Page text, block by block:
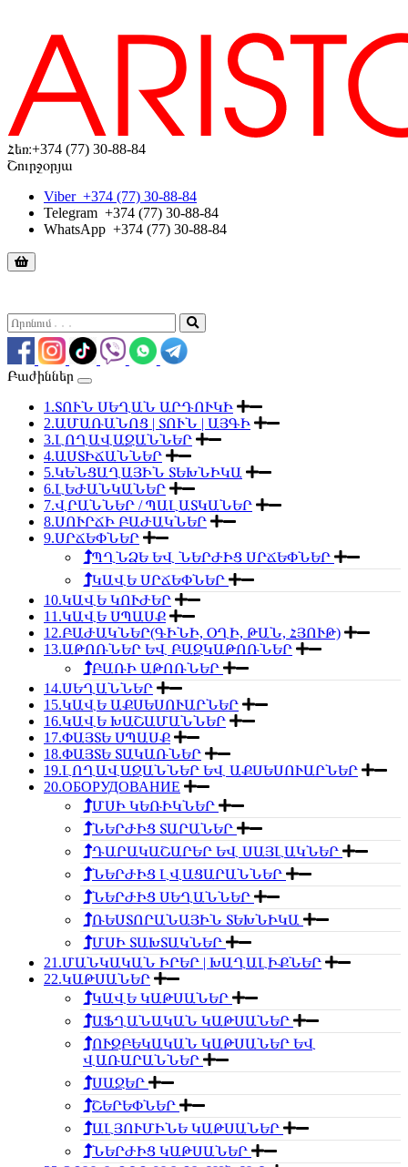
Հեռ։+374 (77) 30-88-84
Շուրջօրյա
Viber +374 (77) 30-88-84
Telegram +374 (77) 30-88-84
WhatsApp +374 (77) 30-88-84
Բաժիններ
1.ՏՈՒՆ ՍԵՂԱՆ ԱՐԴՈՒԿԻ
2.ԱՄԱՌԱՆՈՑ | ՏՈՒՆ | ԱՅԳԻ
3.ԼՈՂԱՎԱԶԱՆՆԵՐ
4.ԱՍՏԻՃԱՆՆԵՐ
5.ԿԵՆՑԱՂԱՅԻՆ ՏԵԽՆԻԿԱ
6.ԼԵԺԱՆԿԱՆԵՐ
7.ՎՐԱՆՆԵՐ / ՊԱԼԱՏԿԱՆԵՐ
8.ՍՈՒՐՃԻ ԲԱԺԱԿՆԵՐ
9.ՍՐՃԵՓՆԵՐ
ՊՂՆՁԵ ԵՎ ՆԵՐԺԻՑ ՍՐՃԵՓՆԵՐ
ԿԱՎԵ ՍՐՃԵՓՆԵՐ
10.ԿԱՎԵ ԿՈՒԺԵՐ
11.ԿԱՎԵ ՍՊԱՍՔ
12.ԲԱԺԱԿՆԵՐ(ԳԻՆԻ, ՕՂԻ, ԹԱՆ, ՀՅՈՒԹ)
13.ԱԹՈՌՆԵՐ ԵՎ ԲԱԶԿԱԹՈՌՆԵՐ
ԲԱՌԻ ԱԹՈՌՆԵՐ
14.ՍԵՂԱՆՆԵՐ
15.ԿԱՎԵ ԱՔՍԵՍՈՒԱՐՆԵՐ
16.ԿԱՎԵ ԽԱՇԱՄԱՆՆԵՐ
17.ՓԱՅՏԵ ՍՊԱՍՔ
18.ՓԱՅՏԵ ՏԱԿԱՌՆԵՐ
19.ԼՈՂԱՎԱԶԱՆՆԵՐ ԵՎ ԱՔՍԵՍՈՒԱՐՆԵՐ
20.ОБОРУДОВАНИЕ
ՄՍԻ ԿԵՌԻԿՆԵՐ
ՆԵՐԺԻՑ ՏԱՐԱՆԵՐ
ԴԱՐԱԿԱՇԱՐԵՐ ԵՎ ՍԱՅԼԱԿՆԵՐ
ՆԵՐԺԻՑ ԼՎԱՑԱՐԱՆՆԵՐ
ՆԵՐԺԻՑ ՍԵՂԱՆՆԵՐ
ՌԵՍՏՈՐԱՆԱՅԻՆ ՏԵԽՆԻԿԱ
ՄՍԻ ՏԱԽՏԱԿՆԵՐ
21.ՄԱՆԿԱԿԱՆ ԻՐԵՐ | ԽԱՂԱԼԻՔՆԵՐ
22.ԿԱԹՍԱՆԵՐ
ԿԱՎԵ ԿԱԹՍԱՆԵՐ
ԱՖՂԱՆԱԿԱՆ ԿԱԹՍԱՆԵՐ
ՈՒԶԲԵԿԱԿԱՆ ԿԱԹՍԱՆԵՐ ԵՎ
ՎԱՌԱՐԱՆՆԵՐ
ՍԱՋԵՐ
ՇԵՐԵՓՆԵՐ
ԱԼՅՈՒՄԻՆԵ ԿԱԹՍԱՆԵՐ
ՆԵՐԺԻՑ ԿԱԹՍԱՆԵՐ